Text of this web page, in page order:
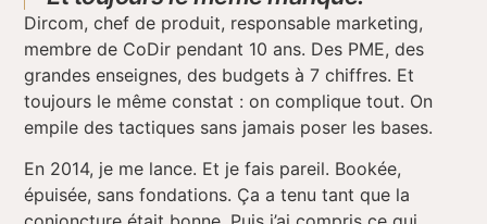
Dircom, chef de produit, responsable marketing,
membre de CoDir pendant 10 ans. Des PME, des
grandes enseignes, des budgets à 7 chiffres. Et
toujours le même constat : on complique tout. On
empile des tactiques sans jamais poser les bases.
En 2014, je me lance. Et je fais pareil. Bookée,
épuisée, sans fondations. Ça a tenu tant que la